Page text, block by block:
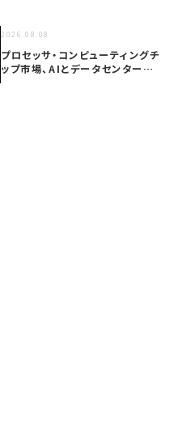
2026.08.08
プロセッサ・コンピューティングチ
ップ市場、AIとデータセンター需